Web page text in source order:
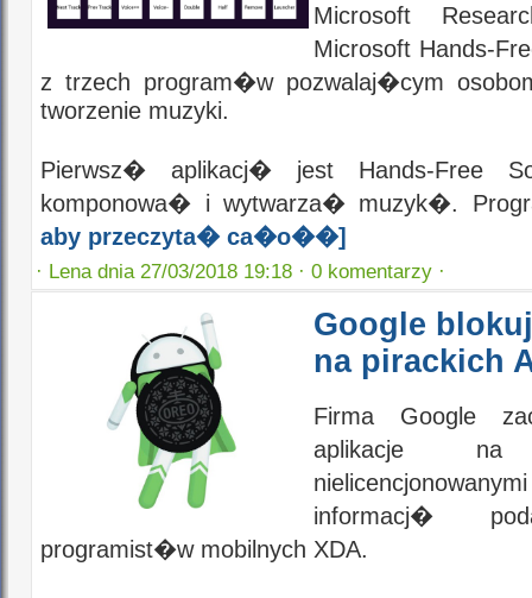
Microsoft
Microsoft Hands-
z trzech program�w pozwalaj�cym
tworzenie muzyki.
Pierwsz� aplikacj� jest Hands-Free
komponowa� i wytwarza� muzyk�.
aby przeczyta� ca�o��]
· Lena dnia 27/03/2018 19:18 ·0 komentarzy ·
Google
na pirackich
Firma Google
aplikacje
informacj�
programist�w mobilnych XDA.